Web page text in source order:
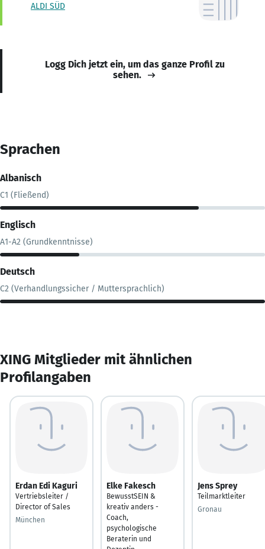
ALDI SÜD
Logg Dich jetzt ein, um das ganze Profil zu
sehen.
Sprachen
Albanisch
C1 (Fließend)
Englisch
A1-A2 (Grundkenntnisse)
Deutsch
C2 (Verhandlungssicher / Muttersprachlich)
XING Mitglieder mit ähnlichen
Profilangaben
Erdan Edi Kaguri
Vertriebsleiter /
Director of Sales
München
Elke Fakesch
BewusstSEIN &
kreativ anders -
Coach,
psychologische
Beraterin und
Jens Sprey
Teilmarktleiter
Gronau